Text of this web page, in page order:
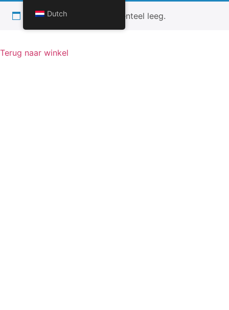
Je winkelwagen is momenteel leeg.
Terug naar winkel
Dutch